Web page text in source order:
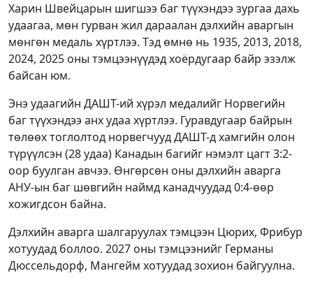
Харин Швейцарын шигшээ баг түүхэндээ зургаа дахь
удаагаа, мөн гурван жил дараалан дэлхийн аваргын
мөнгөн медаль хүртлээ. Тэд өмнө нь 1935, 2013, 2018,
2024, 2025 оны тэмцээнүүдэд хоёрдугаар байр эзэлж
байсан юм.
Энэ удаагийн ДАШТ-ий хүрэл медалийг Норвегийн
баг түүхэндээ анх удаа хүртлээ. Гуравдугаар байрын
төлөөх тоглолтод норвегчууд ДАШТ-д хамгийн олон
түрүүлсэн (28 удаа) Канадын багийг нэмэлт цагт 3:2-
оор буулган авчээ. Өнгөрсөн оны дэлхийн аварга
АНУ-ын баг шөвгийн наймд канадчуудад 0:4-өөр
хожигдсон байна.
Дэлхийн аварга шалгаруулах тэмцээн Цюрих, Фрибур
хотуудад боллоо. 2027 оны тэмцээнийг Германы
Дюссельдорф, Мангейм хотуудад зохион байгуулна.